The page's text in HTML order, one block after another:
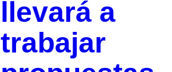
llevará a
trabajar